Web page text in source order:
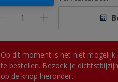
Op dit moment is het niet mogelijk
te bestellen. Bezoek je
op de knop hieronder.